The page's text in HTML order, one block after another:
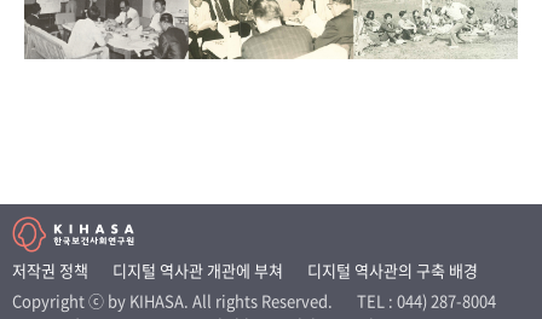
저작권 정책 디지털 역사관 개관에 부쳐
디지털 역사관의 구축 배경
Copyright ⓒ by KIHASA. All rights Reserved.
TEL : 044) 287-8004